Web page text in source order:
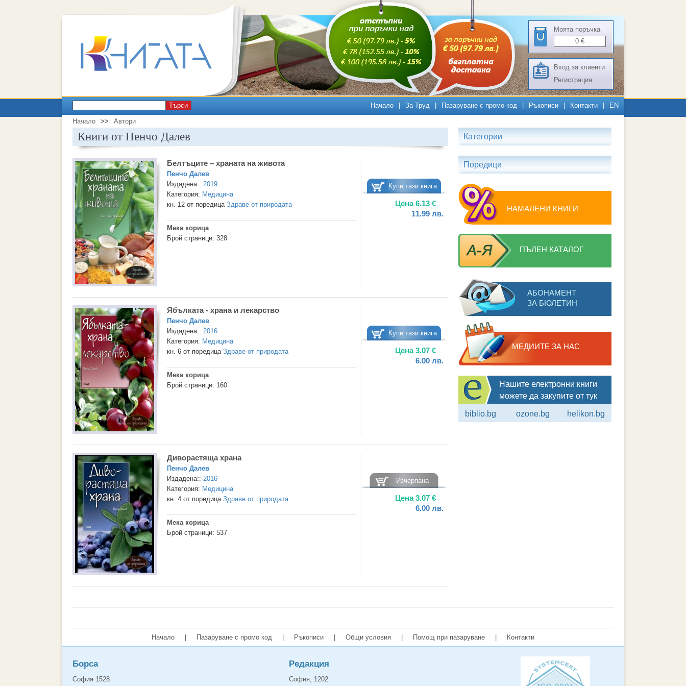
Моята поръчка
0 €
Вход за клиенти
Регистрация
Търси Начало За Труд Пазаруване с промо код Ръкописи Контакти EN
Начало >> Автори
Книги от Пенчо Далев
Белтъците – храната на живота
Пенчо Далев
Издадена:: 2019
Категория: Медицина
кн. 12 от поредица Здраве от природата
Мека корица
Брой страници: 328
Купи тази книга
Цена6.13 €
11.99 лв.
Ябълката - храна и лекарство
Пенчо Далев
Издадена:: 2016
Категория: Медицина
кн. 6 от поредица Здраве от природата
Мека корица
Брой страници: 160
Купи тази книга
Цена3.07 €
6.00 лв.
Диворастяща храна
Пенчо Далев
Издадена:: 2016
Категория: Медицина
кн. 4 от поредица Здраве от природата
Мека корица
Брой страници: 537
Изчерпана
Цена3.07 €
6.00 лв.
Категории
Поредици
НАМАЛЕНИ КНИГИ
ПЪЛЕН КАТАЛОГ
АБОНАМЕНТ
ЗА БЮЛЕТИН
МЕДИИТЕ ЗА НАС
Нашите електронни книги
можете да закупите от тук
biblio.bg ozone.bg helikon.bg
Начало Пазаруване с промо код Ръкописи Общи условия Помощ при пазаруване Контакти
Борса
София 1528
Редакция
София, 1202